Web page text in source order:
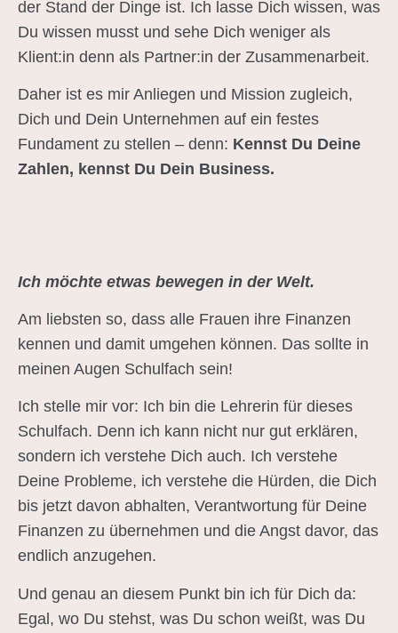
der Stand der Dinge ist. Ich lasse Dich wissen, was
Du wissen musst und sehe Dich weniger als
Klient:in denn als Partner:in der Zusammenarbeit.
Daher ist es mir Anliegen und Mission zugleich,
Dich und Dein Unternehmen auf ein festes
Fundament zu stellen – denn: Kennst Du Deine
Zahlen, kennst Du Dein Business.
Ich möchte etwas bewegen in der Welt.
Am liebsten so, dass alle Frauen ihre Finanzen
kennen und damit umgehen können. Das sollte in
meinen Augen Schulfach sein!
Ich stelle mir vor: Ich bin die Lehrerin für dieses
Schulfach. Denn ich kann nicht nur gut erklären,
sondern ich verstehe Dich auch. Ich verstehe
Deine Probleme, ich verstehe die Hürden, die Dich
bis jetzt davon abhalten, Verantwortung für Deine
Finanzen zu übernehmen und die Angst davor, das
endlich anzugehen.
Und genau an diesem Punkt bin ich für Dich da:
Egal, wo Du stehst, was Du schon weißt, was Du